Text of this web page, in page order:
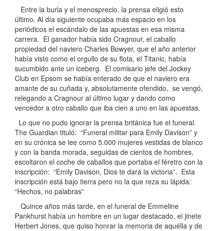
Entre la burla y el menosprecio, la prensa eligió esto
último. Al día siguiente ocupaba más espacio en los
periódicos el escándalo de las apuestas en esa misma
carrera. El ganador había sido Cragnour, el caballo
propiedad del naviero Charles Bowyer, que el año anterior
había visto como el orgullo de su flota, el Titanic, había
sucumbido ante un iceberg. El comisario jefe del Jockey
Club en Epsom se había enterado de que el naviero era
amante de su cuñada y, absolutamente ofendido, se vengó,
relegando a Cragnour al último lugar y dando como
vencedor a otro caballo que iba cien a uno en las apuestas.
Lo que no pudo ignorar la prensa británica fue el funeral.
The Guardian tituló: “Funeral militar para Emily Davison” y
en su crónica se lee como 5.000 mujeres vestidas de blanco
y con la banda morada, seguidas de cientos de hombres,
escoltaron el coche de caballos que portaba el féretro con la
inscripción: “Emily Davison, Dios te dará la victoria”. Esta
inscripción está bajo tierra pero no la que reza su lápida:
“Hechos, no palabras”
Quince años más tarde, en el funeral de Emmeline
Pankhurst había un hombre en un lugar destacado, el jinete
Herbert Jones, que quiso honrar la memoria de aquélla y de